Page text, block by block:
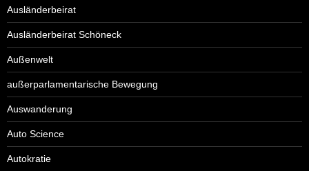
Ausländerbeirat
Ausländerbeirat Schöneck
Außenwelt
außerparlamentarische Bewegung
Auswanderung
Auto Science
Autokratie